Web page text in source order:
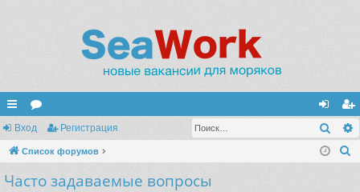
с
ы
лк
ор
ум
ы
хо
д
ег
ис
Вход Регистрация
Список форумов
Часто задаваемые вопросы